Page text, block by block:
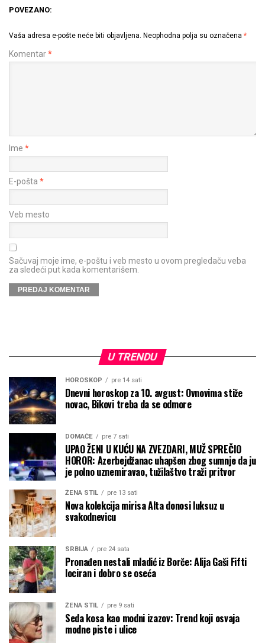
POVEZANO:
Vaša adresa e-pošte neće biti objavljena. Neophodna polja su označena *
Komentar*
Ime *
E-pošta *
Veb mesto
Sačuvaj moje ime, e-poštu i veb mesto u ovom pregledaču veba
za sledeći put kada komentarišem.
U TRENDU
HOROSKOP pre 14 sati
Dnevni horoskop za 10. avgust: Ovnovima stiže
novac, Bikovi treba da se odmore
DOMAĆE pre 7 sati
UPAO ŽENI U KUĆU NA ZVEZDARI, MUŽ SPREČIO
HOROR: Azerbejdžanac uhapšen zbog sumnje da ju
je polno uznemiravao, tužilaštvo traži pritvor
ŽENA STIL pre 13 sati
Nova kolekcija mirisa Alta donosi luksuz u
svakodnevicu
SRBIJA pre 24 sata
Pronađen nestali mladić iz Borče: Alija Gaši Fifti
lociran i dobro se oseća
ŽENA STIL pre 9 sati
Seda kosa kao modni izazov: Trend koji osvaja
modne piste i ulice